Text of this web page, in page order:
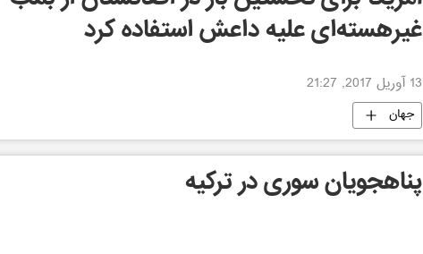
غیرهسته‌ای علیه داعش استفاده کرد
13 آوریل 2017, 21:27
جهان
پناهجویان سوری در ترکیه